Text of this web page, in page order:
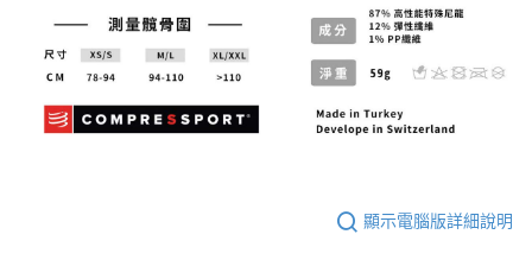
顯示電腦版詳細說明